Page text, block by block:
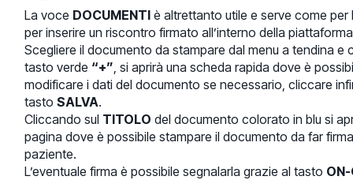
La voce DOCUMENTI è altrettanto utile e serve come per
per inserire un riscontro firmato all’interno della
Scegliere il documento da stampare dal menu a tendina e
tasto verde “+” , si aprirà una scheda rapida dove è
modificare i dati del documento se necessario, cliccare
tastoSALVA.
Cliccando sul TITOLO del documento colorato in blu si
pagina dove è possibile stampare il documento da far
paziente.
L’eventuale firma è possibile segnalarla grazie al tasto